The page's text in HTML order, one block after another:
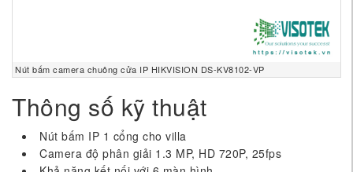
Nút bấm camera chuông cửa IP HIKVISION DS-KV8102-VP
Thông số kỹ thuật
Nút bấm IP 1 cổng cho villa
Camera độ phân giải 1.3 MP, HD 720P, 25fps